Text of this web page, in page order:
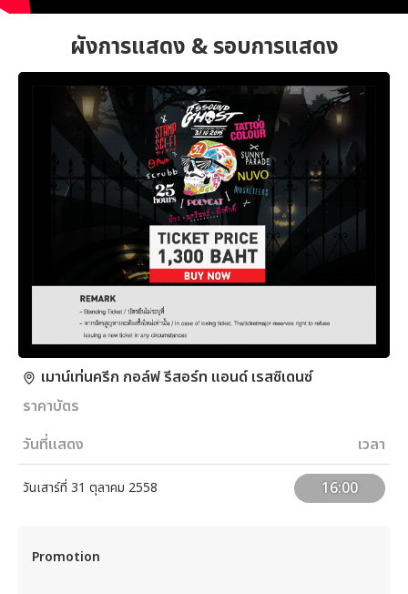
ผังการแสดง & รอบการแสดง
เมาน์เท่นครีก กอล์ฟ รีสอร์ท แอนด์ เรสซิเดนซ์
ราคาบัตร
วันที่แสดง
เวลา
วันเสาร์ที่ 31 ตุลาคม 2558 16:00
Promotion